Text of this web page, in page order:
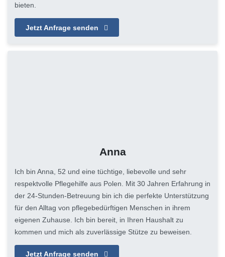
bieten.
Jetzt Anfrage senden
Anna
Ich bin Anna, 52 und eine tüchtige, liebevolle und sehr
respektvolle Pflegehilfe aus Polen. Mit 30 Jahren Erfahrung in
der 24-Stunden-Betreuung bin ich die perfekte Unterstützung
für den Alltag von pflegebedürftigen Menschen in ihrem
eigenen Zuhause. Ich bin bereit, in Ihren Haushalt zu
kommen und mich als zuverlässige Stütze zu beweisen.
Jetzt Anfrage senden